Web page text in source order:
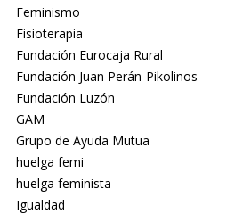
Feminismo
Fisioterapia
Fundación Eurocaja Rural
Fundación Juan Perán-Pikolinos
Fundación Luzón
GAM
Grupo de Ayuda Mutua
huelga femi
huelga feminista
Igualdad